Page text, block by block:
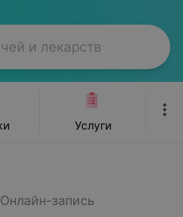
и лекарств
Услуги
запись